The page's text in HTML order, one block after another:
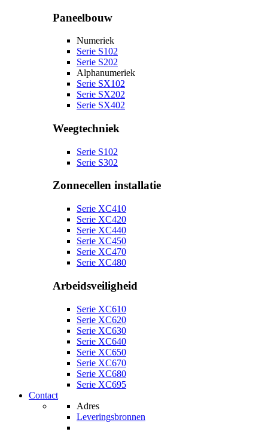
Paneelbouw
Numeriek
Serie S102
Serie S202
Alphanumeriek
Serie SX102
Serie SX202
Serie SX402
Weegtechniek
Serie S102
Serie S302
Zonnecellen installatie
Serie XC410
Serie XC420
Serie XC440
Serie XC450
Serie XC470
Serie XC480
Arbeidsveiligheid
Serie XC610
Serie XC620
Serie XC630
Serie XC640
Serie XC650
Serie XC670
Serie XC680
Serie XC695
Contact
Adres
Leveringsbronnen